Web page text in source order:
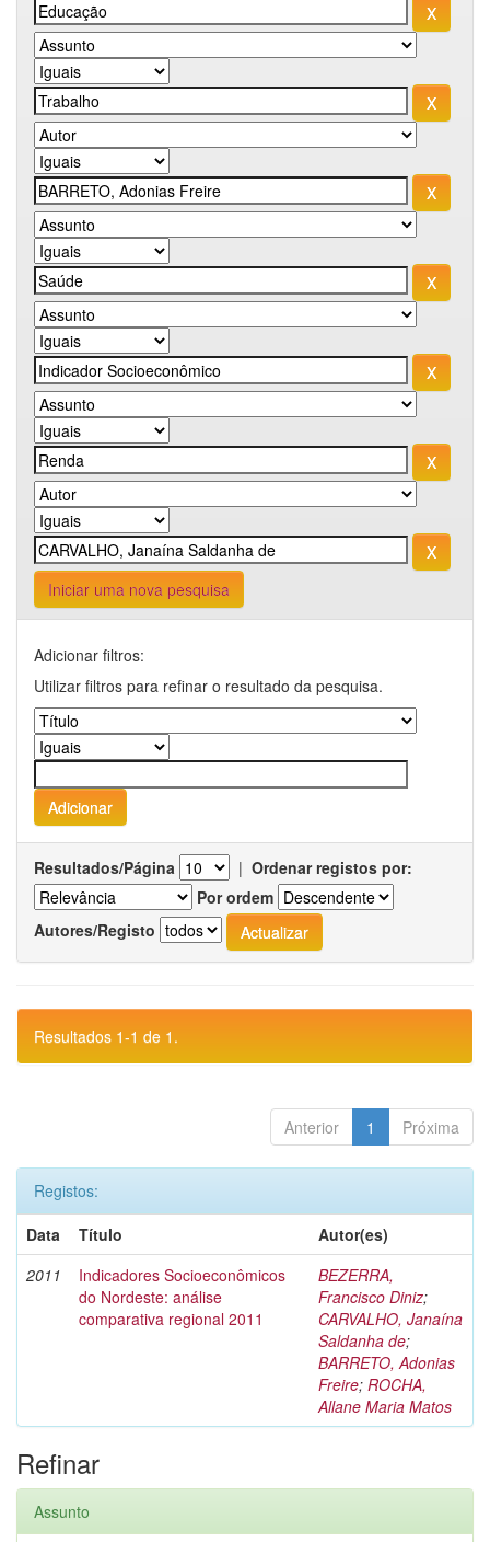
Iniciar uma nova pesquisa
Adicionar filtros:
Utilizar filtros para refinar o resultado da pesquisa.
Resultados/Página | Ordenar registos por:
Por ordem
Autores/Registo
Resultados 1-1 de 1.
Anterior 1 Próxima
Registos:
Data
Título
Autor(es)
2011
Indicadores Socioeconômicos
do Nordeste: análise
comparativa regional 2011
BEZERRA,
Francisco Diniz;
CARVALHO, Janaína
Saldanha de;
BARRETO, Adonias
Freire; ROCHA,
Allane Maria Matos
Refinar
Assunto